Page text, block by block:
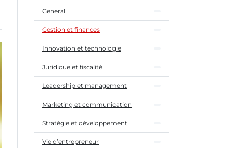
General
Gestion et finances
Innovation et technologie
Juridique et fiscalité
Leadership et management
Marketing et communication
Stratégie et développement
Vie d’entrepreneur